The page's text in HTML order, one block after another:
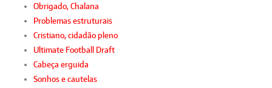
Obrigado, Chalana
Problemas estruturais
Cristiano, cidadão pleno
Ultimate Football Draft
Cabeça erguida
Sonhos e cautelas